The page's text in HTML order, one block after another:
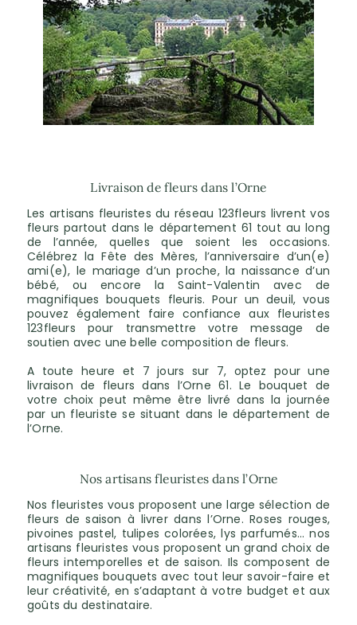
Livraison de fleurs dans l’Orne
Les artisans fleuristes du réseau 123fleurs livrent vos
fleurs partout dans le département 61 tout au long
de l’année, quelles que soient les occasions.
Célébrez la Fête des Mères, l’anniversaire d’un(e)
ami(e), le mariage d’un proche, la naissance d’un
bébé, ou encore la Saint-Valentin avec de
magnifiques bouquets fleuris. Pour un deuil, vous
pouvez également faire confiance aux fleuristes
123fleurs pour transmettre votre message de
soutien avec une belle composition de fleurs.
A toute heure et 7 jours sur 7, optez pour une
livraison de fleurs dans l’Orne 61. Le bouquet de
votre choix peut même être livré dans la journée
par un fleuriste se situant dans le département de
l’Orne.
Nos artisans fleuristes dans l’Orne
Nos fleuristes vous proposent une large sélection de
fleurs de saison à livrer dans l’Orne. Roses rouges,
pivoines pastel, tulipes colorées, lys parfumés… nos
artisans fleuristes vous proposent un grand choix de
fleurs intemporelles et de saison. Ils composent de
magnifiques bouquets avec tout leur savoir-faire et
leur créativité, en s’adaptant à votre budget et aux
goûts du destinataire.